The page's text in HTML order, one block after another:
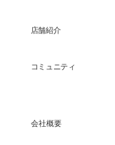
店舗紹介
コミュニティ
会社概要